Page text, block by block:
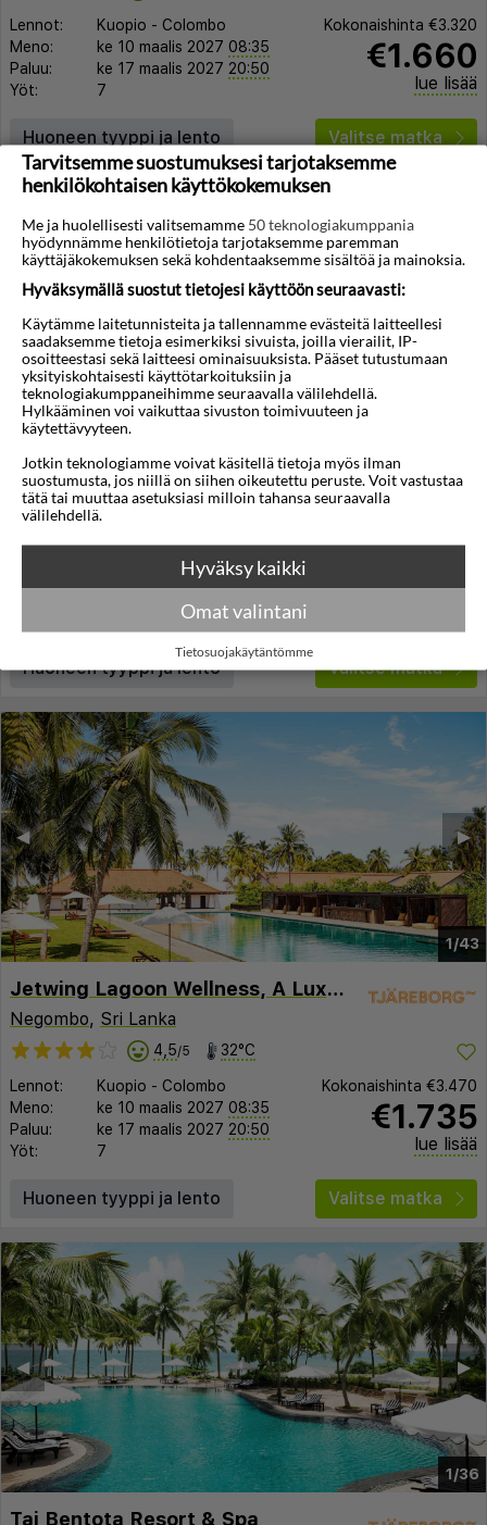
Lennot: Kuopio - Colombo
Meno:
ke 10 maalis 2027 08:35
Paluu:
ke 17 maalis 2027 20:50
Yöt:
7
Kokonaishinta €3.320
€1.660
lue lisää
Huoneen tyyppi ja lento Valitse matka
Thaala Bentota
Bentota,Sri Lanka
ke 10 maalis 2027 08:35
€1.735
Huoneen tyyppi ja lento Valitse matka
1/43
▶︎
◀︎
Jetwing Lagoon Wellness, A Luxury Reserve
Negombo, Sri Lanka
4,5/5 32°C
Lennot: Kuopio - Colombo
Meno:
ke 10 maalis 2027 08:35
Paluu:
ke 17 maalis 2027 20:50
Yöt:
7
Kokonaishinta €3.470
€1.735
lue lisää
Huoneen tyyppi ja lento Valitse matka
1/36
▶︎
◀︎
Taj Bentota Resort & Spa
Tarvitsemme suostumuksesi tarjotaksemme
henkilökohtaisen käyttökokemuksen
Me ja huolellisesti valitsemamme 50 teknologiakumppania
hyödynnämme henkilötietoja tarjotaksemme paremman
käyttäjäkokemuksen sekä kohdentaaksemme sisältöä ja mainoksia.
Hyväksymällä suostut tietojesi käyttöön seuraavasti:
Käytämme laitetunnisteita ja tallennamme evästeitä laitteellesi
saadaksemme tietoja esimerkiksi sivuista, joilla vierailit, IP-
osoitteestasi sekä laitteesi ominaisuuksista. Pääset tutustumaan
yksityiskohtaisesti käyttötarkoituksiin ja
teknologiakumppaneihimme seuraavalla välilehdellä.
Hylkääminen voi vaikuttaa sivuston toimivuuteen ja
käytettävyyteen.
Jotkin teknologiamme voivat käsitellä tietoja myös ilman
suostumusta, jos niillä on siihen oikeutettu peruste. Voit vastustaa
tätä tai muuttaa asetuksiasi milloin tahansa seuraavalla
välilehdellä.
Hyväksy kaikki
Omat valintani
Tietosuojakäytäntömme